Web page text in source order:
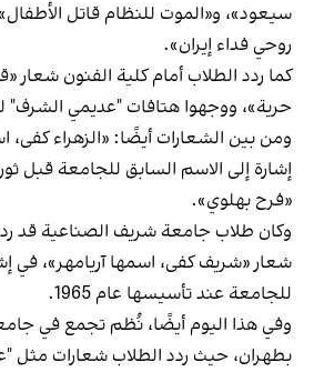
سيعود»، و«الموت للنظام قاتل
روحي فداء إيران».
كما ردد الطلاب أمام كلية الفنون شعار
حرية»، ووجهوا هتافات "عديمي الشرف"
ومن بين الشعارات أيضًا: «الزهراء كفى،
«فرح بهلوي».
وكان طلاب جامعة شريف الصناعية قد
شعار «شريف كفى، اسمها آريامهر»، في
للجامعة عند تأسيسها عام 1965.
وفي هذا اليوم أيضًا، نُظم تجمع في
بطهران، حيث ردد الطلاب شعارات مثل